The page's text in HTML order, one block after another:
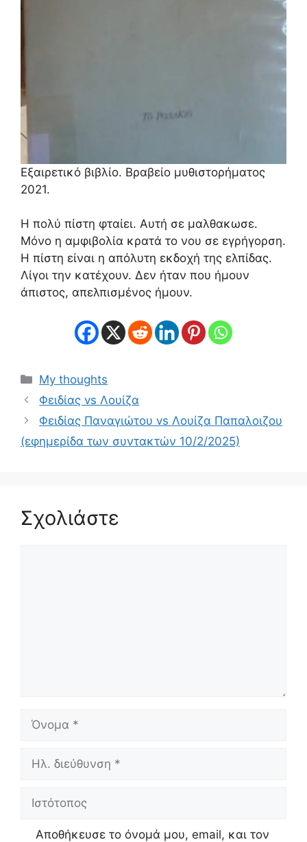
Εξαιρετικό βιβλίο. Βραβείο μυθιστορήματος
2021.
Η πολύ πίστη φταίει. Αυτή σε μαλθακωσε.
Μόνο η αμφιβολία κρατά το νου σε εγρήγορση.
Η πίστη είναι η απόλυτη εκδοχή της ελπίδας.
Λίγοι την κατέχουν. Δεν ήταν που ήμουν
άπιστος, απελπισμένος ήμουν.
Κατηγορίες
My thoughts
Φειδίας vs Λουίζα
Φειδίας Παναγιώτου vs Λουίζα Παπαλοιζου
(εφημερίδα των συντακτών 10/2/2025)
Σχολιάστε
διεύθυνση
Αποθήκευσε το όνομά μου, email, και τον